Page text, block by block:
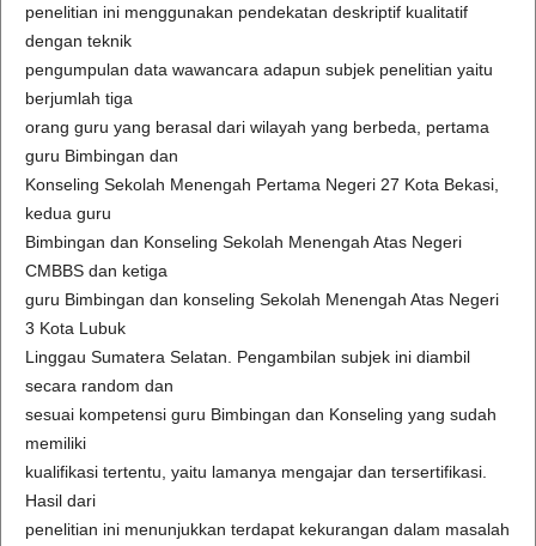
penelitian ini menggunakan pendekatan deskriptif kualitatif
dengan teknik
pengumpulan data wawancara adapun subjek penelitian yaitu
berjumlah tiga
orang guru yang berasal dari wilayah yang berbeda, pertama
guru Bimbingan dan
Konseling Sekolah Menengah Pertama Negeri 27 Kota Bekasi,
kedua guru
Bimbingan dan Konseling Sekolah Menengah Atas Negeri
CMBBS dan ketiga
guru Bimbingan dan konseling Sekolah Menengah Atas Negeri
3 Kota Lubuk
Linggau Sumatera Selatan. Pengambilan subjek ini diambil
secara random dan
sesuai kompetensi guru Bimbingan dan Konseling yang sudah
memiliki
kualifikasi tertentu, yaitu lamanya mengajar dan tersertifikasi.
Hasil dari
penelitian ini menunjukkan terdapat kekurangan dalam masalah